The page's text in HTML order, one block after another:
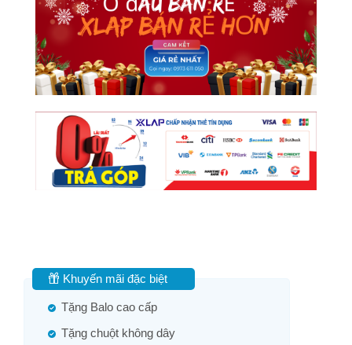
Khuyến mãi đặc biệt
Tặng Balo cao cấp
Tặng chuột không dây